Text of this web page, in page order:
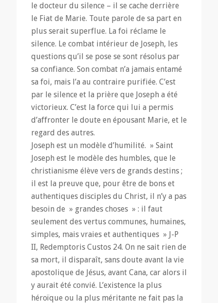
le docteur du silence – il se cache derrière
le Fiat de Marie. Toute parole de sa part en
plus serait superflue. La foi réclame le
silence. Le combat intérieur de Joseph, les
questions qu’il se pose se sont résolus par
sa confiance. Son combat n’a jamais entamé
sa foi, mais l’a au contraire purifiée. C’est
par le silence et la prière que Joseph a été
victorieux. C’est la force qui lui a permis
d’affronter le doute en épousant Marie, et le
regard des autres.
Joseph est un modèle d’humilité. » Saint
Joseph est le modèle des humbles, que le
christianisme élève vers de grands destins ;
il est la preuve que, pour être de bons et
authentiques disciples du Christ, il n’y a pas
besoin de » grandes choses » : il faut
seulement des vertus communes, humaines,
simples, mais vraies et authentiques » J-P
II, Redemptoris Custos 24. On ne sait rien de
sa mort, il disparaît, sans doute avant la vie
apostolique de Jésus, avant Cana, car alors il
y aurait été convié. L’existence la plus
héroïque ou la plus méritante ne fait pas la